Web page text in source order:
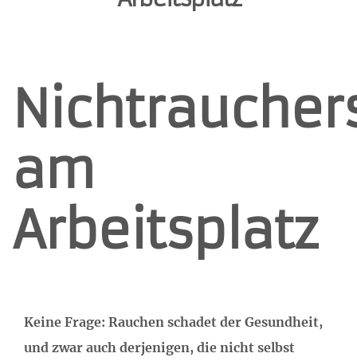
am
Arbeitsplatz
Keine Frage: Rauchen schadet der Gesundheit,
und zwar auch derjenigen, die nicht selbst